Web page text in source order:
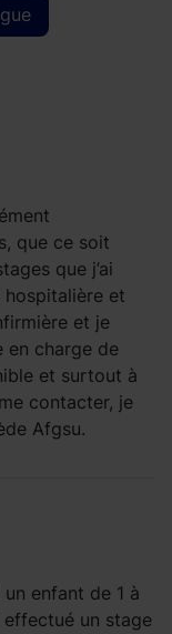
que ce soit
que j’ai
et
et je
en charge de
et surtout à
contacter, je
Afgsu.
enfant de 1 à
effectué un stage